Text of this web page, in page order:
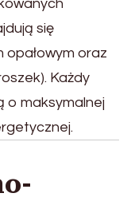
się
opałowym oraz
Każdy
o maksymalnej